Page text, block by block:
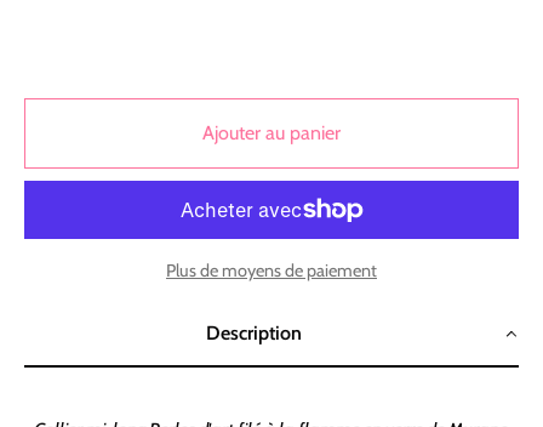
Ajouter au panier
Plus de moyens de paiement
Description